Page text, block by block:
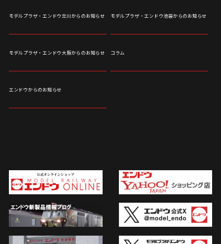
モデルプラザ・エンドウ立川からのお知らせ モデルプラザ・エンドウ池袋からのお知らせ
モデルプラザ・エンドウ大阪からのお知らせ コラム
エンドウからのお知らせ